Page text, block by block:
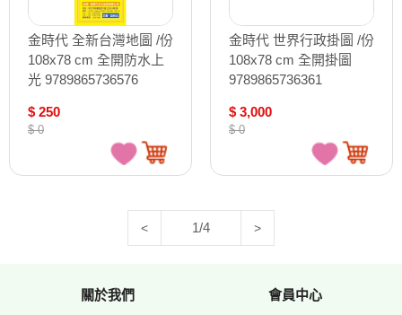
金時代 全新台灣地圖 /份
108x78 cm 全開防水上
光 9789865736576
$ 250
$ 0
金時代 世界行政掛圖 /份
108x78 cm 全開掛圖
9789865736361
$ 3,000
$ 0
< 1/4 >
關於我們 會員中心